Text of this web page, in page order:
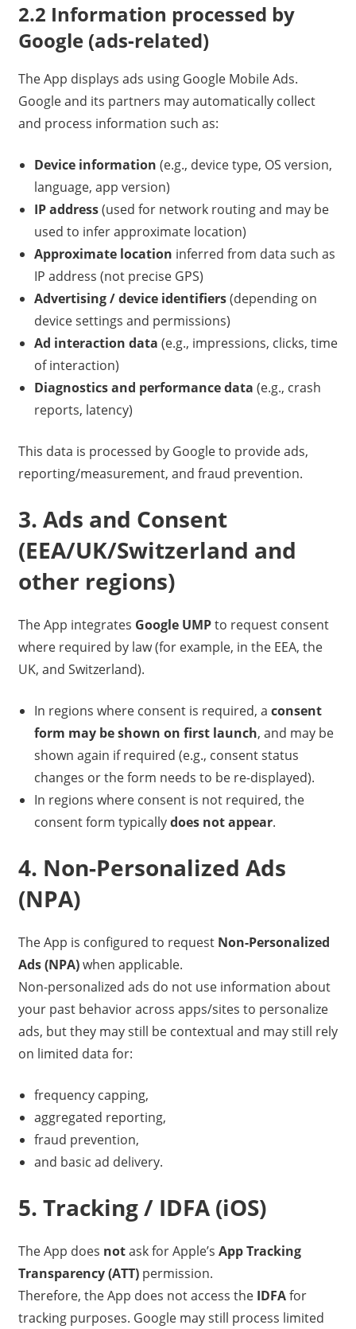
2.2 Information processed by
Google (ads-related)
The App displays ads using Google Mobile Ads.
Google and its partners may automatically collect
and process information such as:
Device information (e.g., device type, OS version,
language, app version)
IP address(used for network routing and may be
used to infer approximate location)
Approximate location inferred from data such as
IP address (not precise GPS)
Advertising / device identifiers(depending on
device settings and permissions)
Ad interaction data (e.g., impressions, clicks, time
of interaction)
Diagnostics and performance data (e.g., crash
reports, latency)
This data is processed by Google to provide ads,
reporting/measurement, and fraud prevention.
3. Ads and Consent
(EEA/UK/Switzerland and
other regions)
The App integrates Google UMPto request consent
where required by law (for example, in the EEA, the
UK, and Switzerland).
In regions where consent is required, a consent
form may be shown on first launch, and may be
shown again if required (e.g., consent status
changes or the form needs to be re-displayed).
In regions where consent is not required, the
consent form typicallydoes not appear.
4. Non-Personalized Ads
(NPA)
The App is configured to request Non-Personalized
Ads (NPA)when applicable.
Non-personalized ads do not use information about
your past behavior across apps/sites to personalize
ads, but they may still be contextual and may still rely
on limited data for:
frequency capping,
aggregated reporting,
fraud prevention,
and basic ad delivery.
5. Tracking / IDFA (iOS)
The App does notask for Apple’s App Tracking
Transparency (ATT)permission.
Therefore, the App does not access the IDFAfor
tracking purposes. Google may still process limited